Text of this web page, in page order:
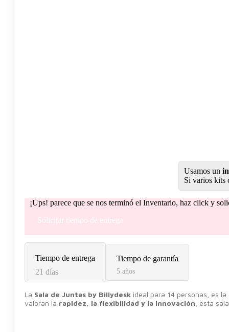
Usamos un
Si varios kits
¡Ups! parece que se nos terminó el Inventario, haz click y
Solicitar tiempo de entrega
Tiempo de entrega
21 días
Tiempo de garantía
5 años
La Sala de Juntas by Billydesk ideal para 14 personas, es
valoran la rapidez, la flexibilidad y la innovación, esta